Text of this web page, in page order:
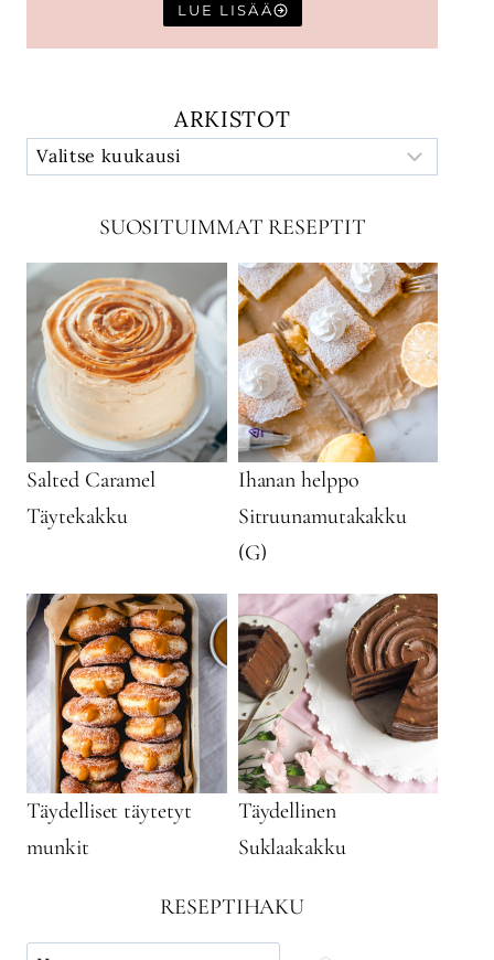
LUE LISÄÄ
ARKISTOT
SUOSITUIMMAT RESEPTIT
Salted Caramel
Täytekakku
Ihanan helppo
Sitruunamutakakku
(G)
Täydelliset täytetyt
munkit
Täydellinen
Suklaakakku
RESEPTIHAKU
Käytä